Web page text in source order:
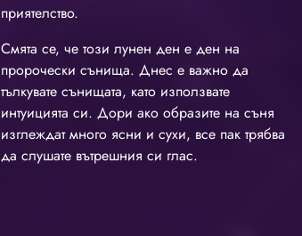
приятелство.
Смята се, че този лунен ден е ден на
пророчески сънища. Днес е важно да
тълкувате сънищата, като използвате
интуицията си. Дори ако образите на съня
изглеждат много ясни и сухи, все пак трябва
да слушате вътрешния си глас.